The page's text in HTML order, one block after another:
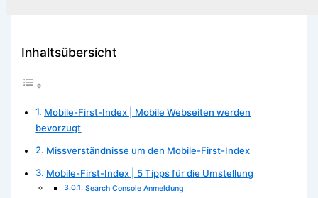
Inhaltsübersicht
Mobile-First-Index | Mobile Webseiten werden
bevorzugt
Missverständnisse um den Mobile-First-Index
Mobile-First-Index | 5 Tipps für die Umstellung
Search Console Anmeldung